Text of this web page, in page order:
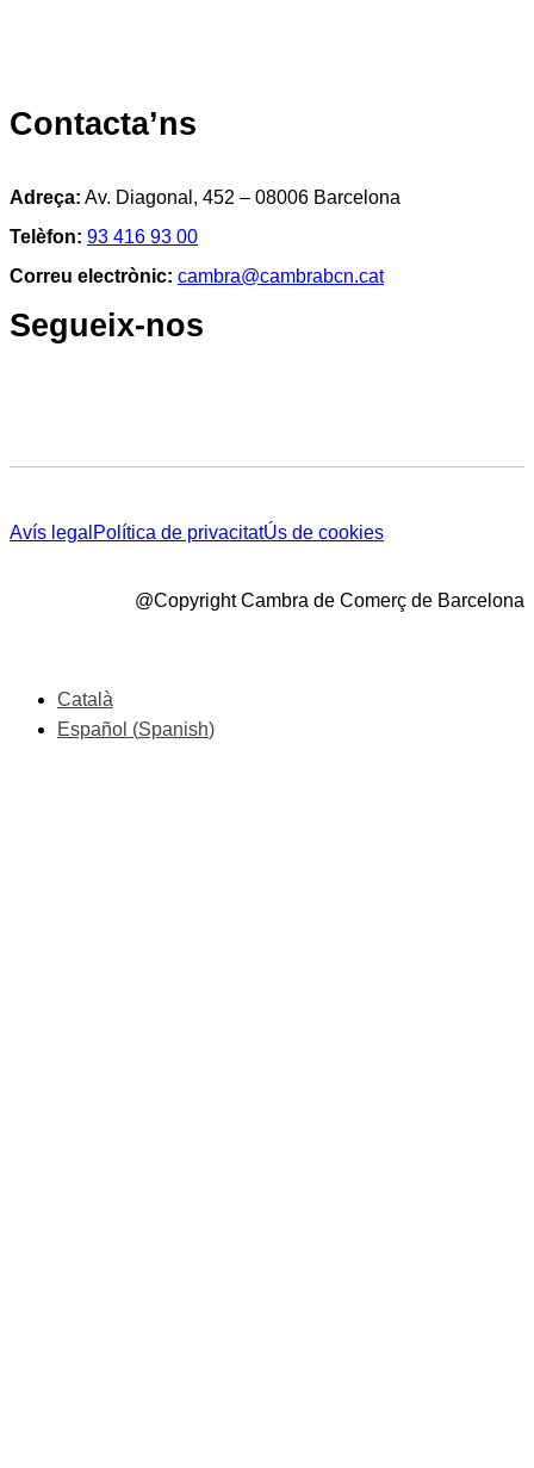
Contacta’ns
Adreça: Av. Diagonal, 452 – 08006 Barcelona
Telèfon: 93 416 93 00
Correu electrònic: cambra@cambrabcn.cat
Segueix-nos
Avís legal Política de privacitatÚs de cookies
@Copyright Cambra de Comerç de Barcelona
Català
Español (Spanish)